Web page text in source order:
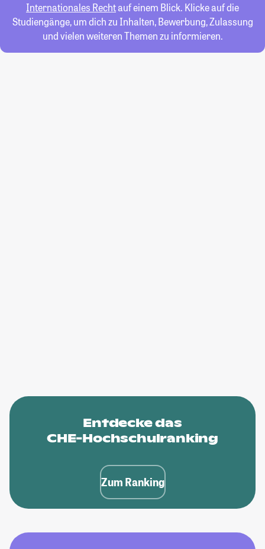
Internationales Rechtauf einem Blick. Klicke auf die
Studiengänge, um dich zu Inhalten, Bewerbung, Zulassung
und vielen weiteren Themen zu informieren.
Entdecke das
CHE-Hochschulranking
Zum Ranking